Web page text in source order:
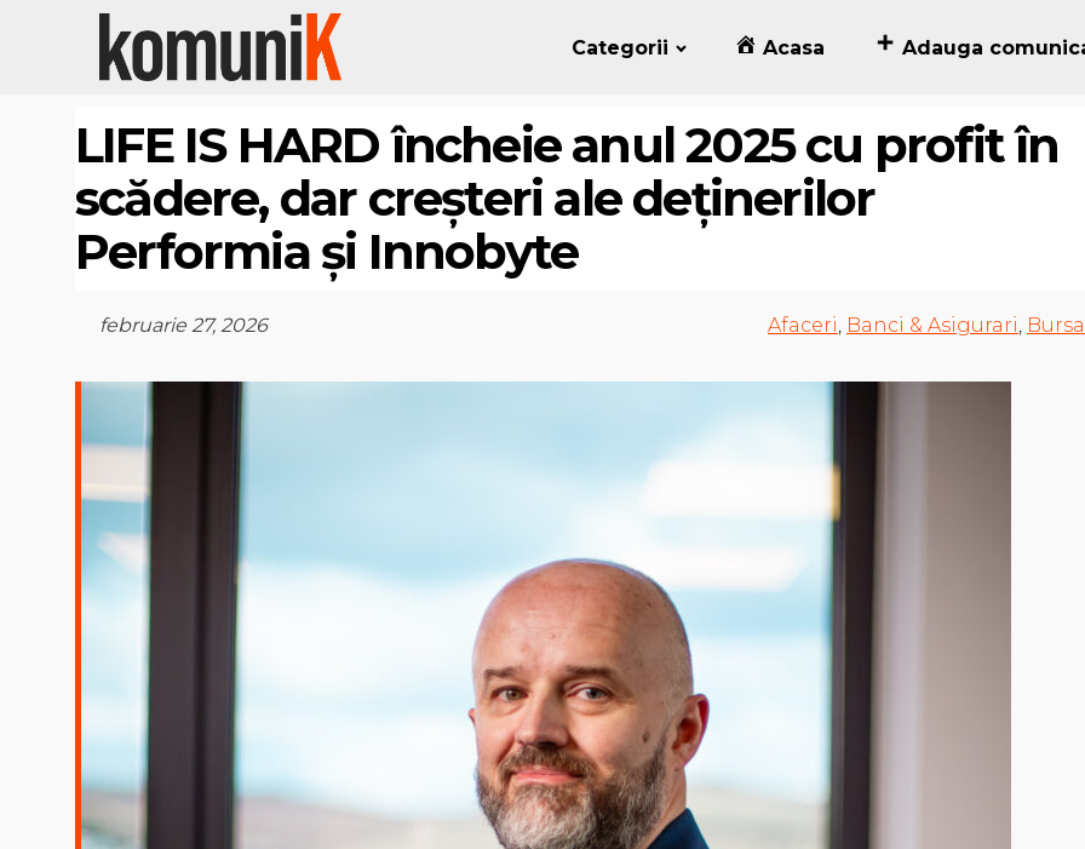
Categorii Acasa Adauga
LIFE IS HARD încheie anul 2025 cu profit în
scădere, dar creșteri ale deținerilor
Performia și Innobyte
februarie 27, 2026 Afaceri, Banci & Asigurari, Bursa